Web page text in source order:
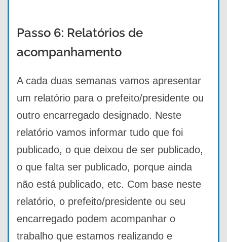
Passo 6: Relatórios de
acompanhamento
A cada duas semanas vamos apresentar
um relatório para o prefeito/presidente ou
outro encarregado designado. Neste
relatório vamos informar tudo que foi
publicado, o que deixou de ser publicado,
o que falta ser publicado, porque ainda
não está publicado, etc. Com base neste
relatório, o prefeito/presidente ou seu
encarregado podem acompanhar o
trabalho que estamos realizando e